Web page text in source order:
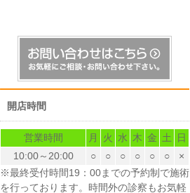
開店時間
営業時間 月 火 水 木 金 土
日
10:00～20:00
○ ○ ○ ○ ○ ○
×
※最終受付時間19：00までの予約制で施術
を行っております。時間外の診察もお気軽